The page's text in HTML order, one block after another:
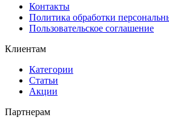
Контакты
Политика обработки
Пользовательское соглашение
Клиентам
Категории
Статьи
Акции
Партнерам